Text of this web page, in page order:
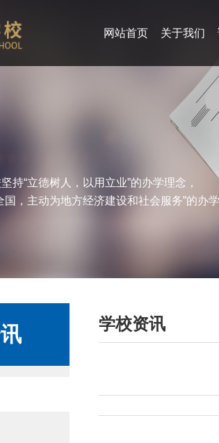
网站首页 关于我们
持“立德树人，以用立业”的办学理念，
国，主动为地方经济建设和社会服务”的办
学校资讯